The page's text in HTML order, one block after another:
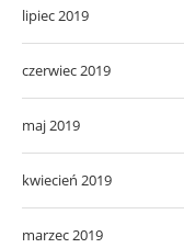
lipiec 2019
czerwiec 2019
maj 2019
kwiecień 2019
marzec 2019